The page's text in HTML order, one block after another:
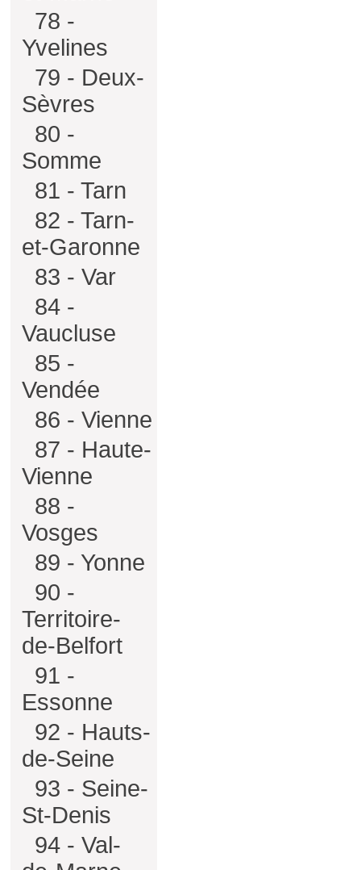
78 -
Yvelines
79 - Deux-
Sèvres
80 -
Somme
81 - Tarn
82 - Tarn-
et-Garonne
83 - Var
84 -
Vaucluse
85 -
Vendée
86 - Vienne
87 - Haute-
Vienne
88 -
Vosges
89 - Yonne
90 -
Territoire-
de-Belfort
91 -
Essonne
92 - Hauts-
de-Seine
93 - Seine-
St-Denis
94 - Val-